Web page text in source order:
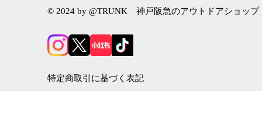
© 2024 by @TRUNK 神戸阪急のアウトドアショップ
特定商取引に基づく表記